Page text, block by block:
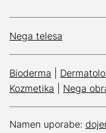
Nega telesa
Bioderma
Kozmetika
Nega
Namen uporabe: